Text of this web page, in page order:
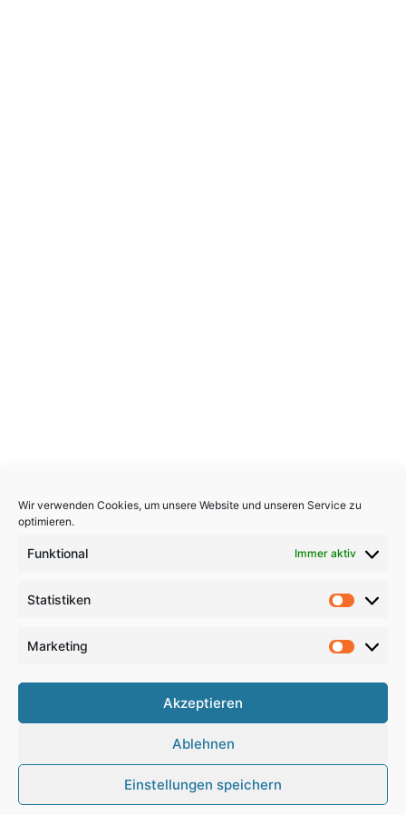
Wir verwenden Cookies, um unsere Website und unseren Service zu
optimieren.
Funktional Immer aktiv
Statistiken
Marketing
Akzeptieren
Ablehnen
Einstellungen speichern
Copyright 2026, All Rights Reserved
Haftungsausschluss
RSS Facebook
X PinterestYouTubeInstagram